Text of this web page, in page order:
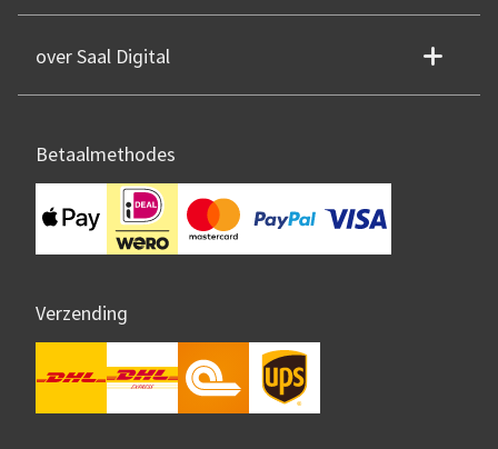
over Saal Digital
Betaalmethodes
Verzending